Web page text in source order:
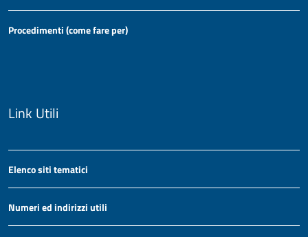
Procedimenti (come fare per)
Link Utili
Elenco siti tematici
Numeri ed indirizzi utili